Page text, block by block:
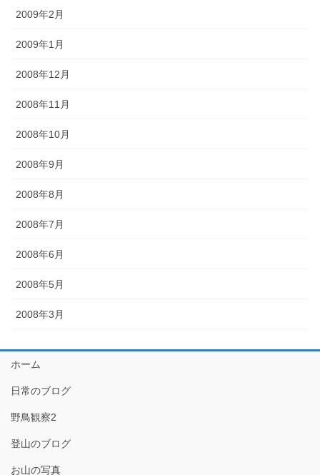
2009年2月
2009年1月
2008年12月
2008年11月
2008年10月
2008年9月
2008年8月
2008年7月
2008年6月
2008年5月
2008年3月
ホーム
日常のブログ
野鳥観察2
登山のブログ
お山の写真